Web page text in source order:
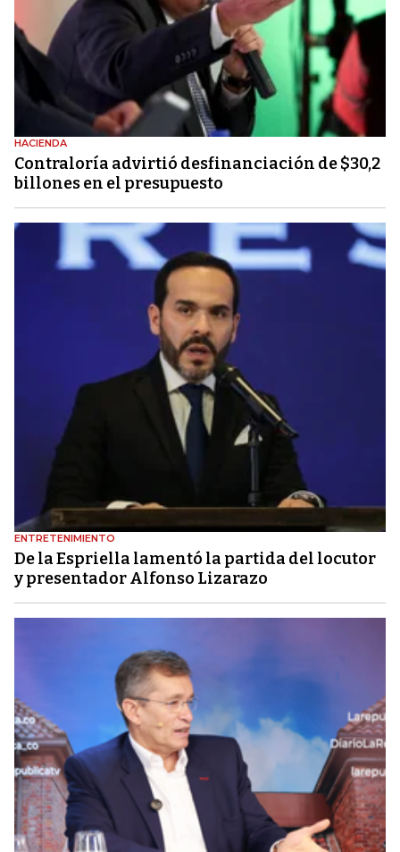
HACIENDA
Contraloría advirtió desfinanciación de $30,2
billones en el presupuesto
ENTRETENIMIENTO
De la Espriella lamentó la partida del locutor
y presentador Alfonso Lizarazo